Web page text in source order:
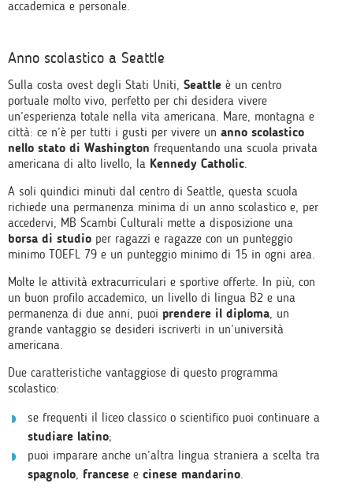
accademica e personale.
Anno scolastico a Seattle
Sulla costa ovest degli Stati Uniti, Seattle è un centro
portuale molto vivo, perfetto per chi desidera vivere
un’esperienza totale nella vita americana. Mare, montagna e
città: ce n’è per tutti i gusti per vivere un anno scolastico
nello stato di Washington frequentando una scuola privata
americana di alto livello, la Kennedy Catholic.
A soli quindici minuti dal centro di Seattle, questa scuola
richiede una permanenza minima di un anno scolastico e, per
accedervi, MB Scambi Culturali mette a disposizione una
borsa di studio per ragazzi e ragazze con un punteggio
minimo TOEFL 79 e un punteggio minimo di 15 in ogni area.
Molte le attività extracurriculari e sportive offerte. In più, con
un buon profilo accademico, un livello di lingua B2 e una
permanenza di due anni, puoi prendere il diploma, un
grande vantaggio se desideri iscriverti in un’università
americana.
Due caratteristiche vantaggiose di questo programma
scolastico:
se frequenti il liceo classico o scientifico puoi continuare a
studiare latino;
puoi imparare anche un’altra lingua straniera a scelta tra
spagnolo, francese e cinese mandarino.